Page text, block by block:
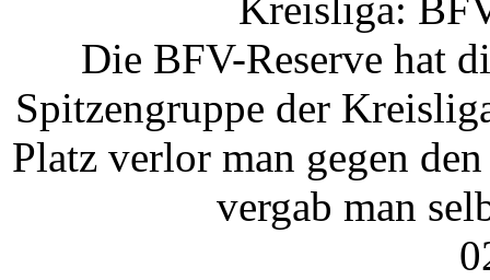
Die BFV-Reserve hat
Spitzengruppe der
Platz verlor man gegen
vergab man